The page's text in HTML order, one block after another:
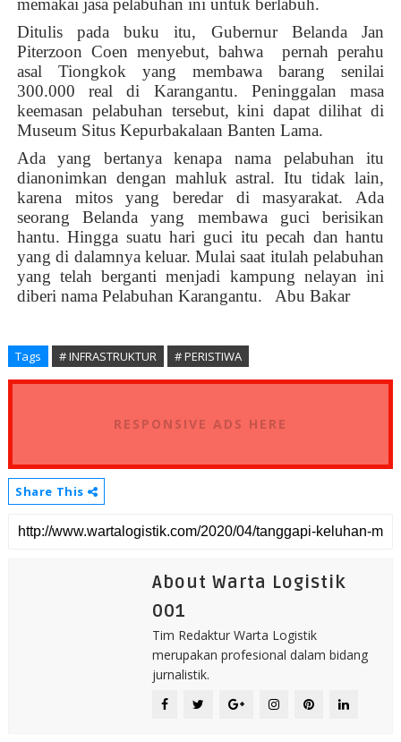
Ditulis pada buku itu, Gubernur Belanda Jan
Piterzoon Coen menyebut, bahwa
pernah perahu
asal Tiongkok yang membawa barang senilai
300.000 real di Karangantu. Peninggalan masa
keemasan pelabuhan tersebut, kini dapat dilihat di
Museum Situs Kepurbakalaan Banten Lama.
Ada yang bertanya kenapa nama pelabuhan itu
dianonimkan dengan mahluk astral. Itu tidak lain,
karena mitos yang beredar di masyarakat. Ada
seorang Belanda yang membawa guci berisikan
hantu. Hingga suatu hari guci itu pecah dan hantu
yang di dalamnya keluar. Mulai saat itulah pelabuhan
yang telah berganti menjadi kampung nelayan ini
diberi nama Pelabuhan Karangantu.
Abu Bakar
Tags # INFRASTRUKTUR # PERISTIWA
RESPONSIVE ADS HERE
Share This
About Warta Logistik
001
Tim Redaktur Warta Logistik
merupakan profesional dalam bidang
jurnalistik.